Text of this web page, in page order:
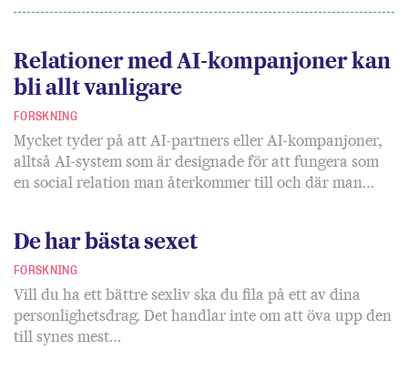
Relationer med AI-kompanjoner kan
bli allt vanligare
FORSKNING
Mycket tyder på att AI-partners eller AI-kompanjoner,
alltså AI-system som är designade för att fungera som
en social relation man återkommer till och där man…
De har bästa sexet
FORSKNING
Vill du ha ett bättre sexliv ska du fila på ett av dina
personlighetsdrag. Det handlar inte om att öva upp den
till synes mest…